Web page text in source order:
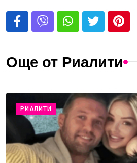
Още от Риалити
РИАЛИТИ